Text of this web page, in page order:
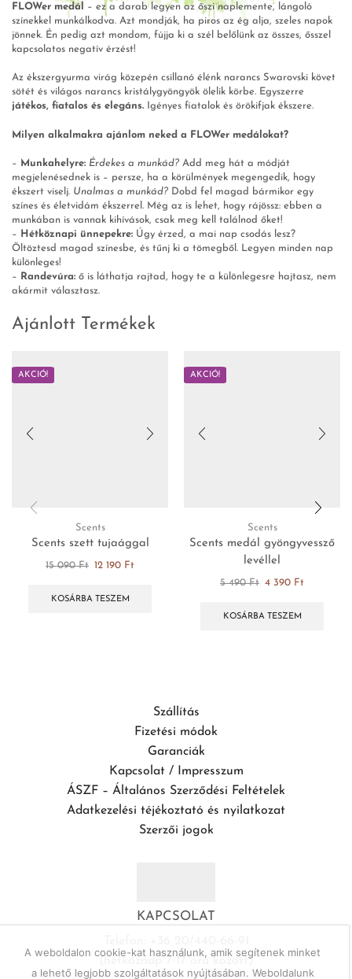
FLOWer medál
– ez a darab legyen az őszi naplemente, lángoló
színekkel munkálkodva. Azt mondják, ha piros az ég alja, szeles napok
jönnek. Én pedig azt mondom, fújja ki a szél belőlünk az összes, ősszel
kapcsolatos negatív érzést!
Az ékszergyurma virág közepén csillanó élénk narancs Swarovski követ
sötét és világos narancs kristálygyöngyök ölelik körbe. Egyszerre
játékos, fiatalos és elegáns. Igényes fiatalok és örökifjak ékszere.
Milyen alkalmakra ajánlom neked a FLOWer medálokat?
– Munkahelyre: Érdekes a munkád? Add meg hát a módját
megjelenésednek is – persze, ha a körülmények megengedik, hogy
ékszert viselj. Unalmas a munkád? Dobd fel magad bármikor egy
színes és életvidám ékszerrel. Még az is lehet, hogy rájössz: ebben a
munkában is vannak kihívások, csak meg kell találnod őket!
–
Hétköznapi ünnepekre: Úgy érzed, a mai nap csodás lesz?
Öltöztesd magad színesbe, és tűnj ki a tömegből. Legyen minden nap
különleges!
– Randevúra: ő is láthatja rajtad, hogy te a különlegesre hajtasz, nem
akármit választasz.
Ajánlott Termékek
AKCIÓ!
Scents
Scents szett tujaággal
15 090Ft 12 190 Ft
KOSÁRBA TESZEM
AKCIÓ!
Scents
Scents medál gyöngyvessző
levéllel
5 490Ft 4 390 Ft
KOSÁRBA TESZEM
Szállítás
Fizetési módok
Garanciák
Kapcsolat / Impresszum
ÁSZF – Általános Szerződési Feltételek
Adatkezelési téjékoztató és nyilatkozat
Szerzői jogok
KAPCSOLAT
(hétköznap 7-17 óra között)
A weboldalon cookie-kat használunk, amik segítenek minket
a lehető legjobb szolgáltatások nyújtásában. Weboldalunk